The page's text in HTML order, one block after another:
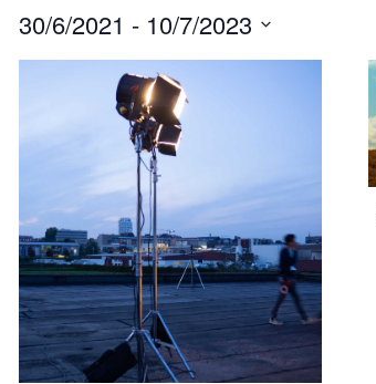
30/6/2021 - 10/7/2023